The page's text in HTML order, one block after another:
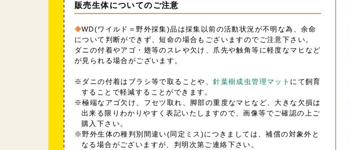
販売生体についてのご注意
WD(ワイルド＝野外採集)品は採集以前の活動状況が不明な為、余命
について判断ができず、短命の場合もございますのでご注意下さい。
ダニの付着やアゴ・翅等のスレや欠け、爪先や触角等に軽度なマヒなど
が見られる場合がございます。
※ダニの付着はブラシ等で取ることや、針葉樹成虫管理マット にて飼育
することで軽減することができます。
※極端なアゴ欠け、フセツ取れ、脚部の重度なマヒなど、大きな欠損は
出来る限りわかりやすく表記いたしますので、画像等でご確認の上ご
購入下さい。
※野外生体の種判別間違い(同定ミス)につきましては、補償の対象外と
なる場合がございますが、判明次第ご連絡下さい。